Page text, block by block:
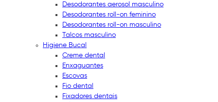
Desodorantes aerosol masculino
Desodorantes roll-on feminino
Desodorantes roll-on masculino
Talcos masculino
Higiene Bucal
Creme dental
Enxaguantes
Escovas
Fio dental
Fixadores dentais